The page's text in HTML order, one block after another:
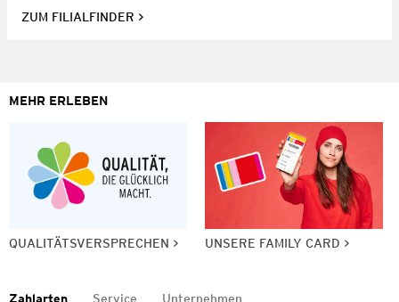
ZUM FILIALFINDER
MEHR ERLEBEN
QUALITÄTSVERSPRECHEN UNSERE FAMILY CARD
Zahlarten Service Unternehmen